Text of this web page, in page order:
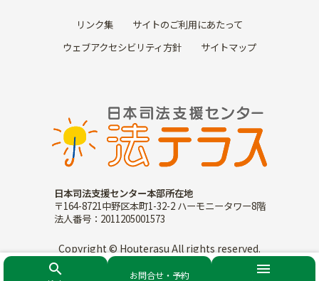
search お問合せ・予約 menu
リンク集
サイトのご利用にあたって
ウェブアクセシビリティ方針
サイトマップ
日本司法支援センター本部所在地
〒164-8721中野区本町1-32-2 ハーモニータワー8階
法人番号：2011205001573
Copyright © Houterasu All rights reserved.